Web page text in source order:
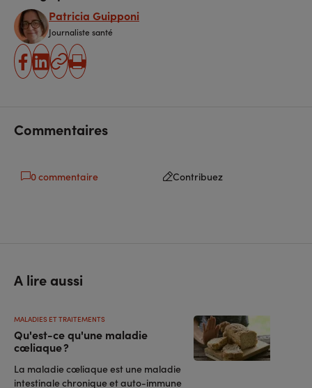
Patricia Guipponi
Journaliste santé
partager
partager
Copier
Imprimer
Commentaires
0 commentaire Contribuez
A lire aussi
Qu'est-ce qu'une maladie
cœliaque ?
MALADIES ET TRAITEMENTS
La maladie cœliaque est une maladie
intestinale chronique et auto-immune